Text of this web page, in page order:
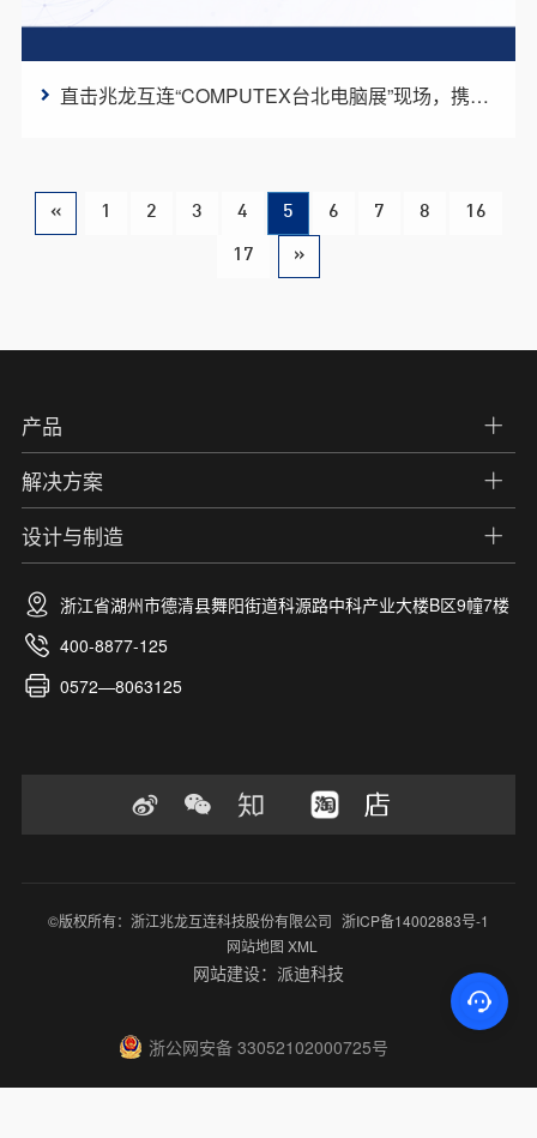
直击兆龙互连“COMPUTEX台北电脑展”现场，携手未来科技脉动
« 1 2 3 4 5 6 7 8 16
17 »
产品
解决方案
设计与制造
浙江省湖州市德清县舞阳街道科源路中科产业大楼B区9幢7楼
400-8877-125
0572—8063125
©版权所有：浙江兆龙互连科技股份有限公司 浙ICP备14002883号-1
网站地图 XML
网站建设：派迪科技
浙公网安备 33052102000725号